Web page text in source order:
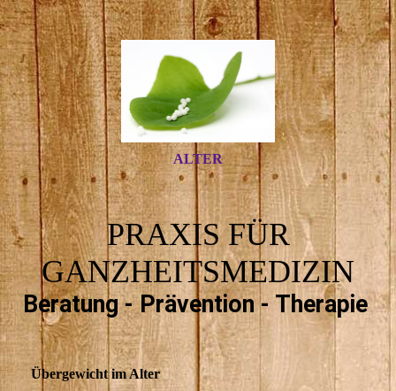
ALTER
PRAXIS FÜR
GANZHEITSMEDIZIN
Beratung - Prävention - Therapie
Übergewicht im Alter